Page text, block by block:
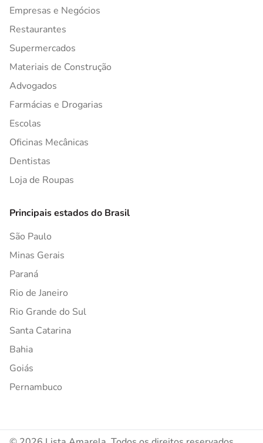
Empresas e Negócios
Restaurantes
Supermercados
Materiais de Construção
Advogados
Farmácias e Drogarias
Escolas
Oficinas Mecânicas
Dentistas
Loja de Roupas
Principais estados do Brasil
São Paulo
Minas Gerais
Paraná
Rio de Janeiro
Rio Grande do Sul
Santa Catarina
Bahia
Goiás
Pernambuco